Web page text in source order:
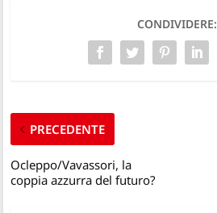
CONDIVIDERE:
PRECEDENTE
Ocleppo/Vavassori, la
coppia azzurra del futuro?